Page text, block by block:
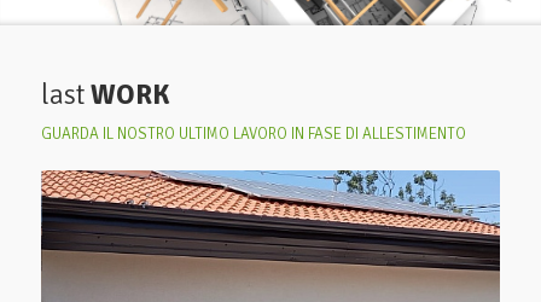
lastWORK
GUARDA IL NOSTRO ULTIMO LAVORO IN FASE DI ALLESTIMENTO